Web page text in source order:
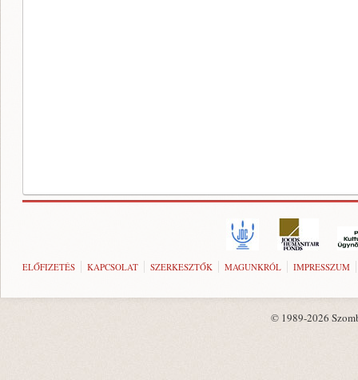
ELŐFIZETÉS KAPCSOLAT SZERKESZTŐK MAGUNKRÓL IMPRESSZUM
© 1989-2026